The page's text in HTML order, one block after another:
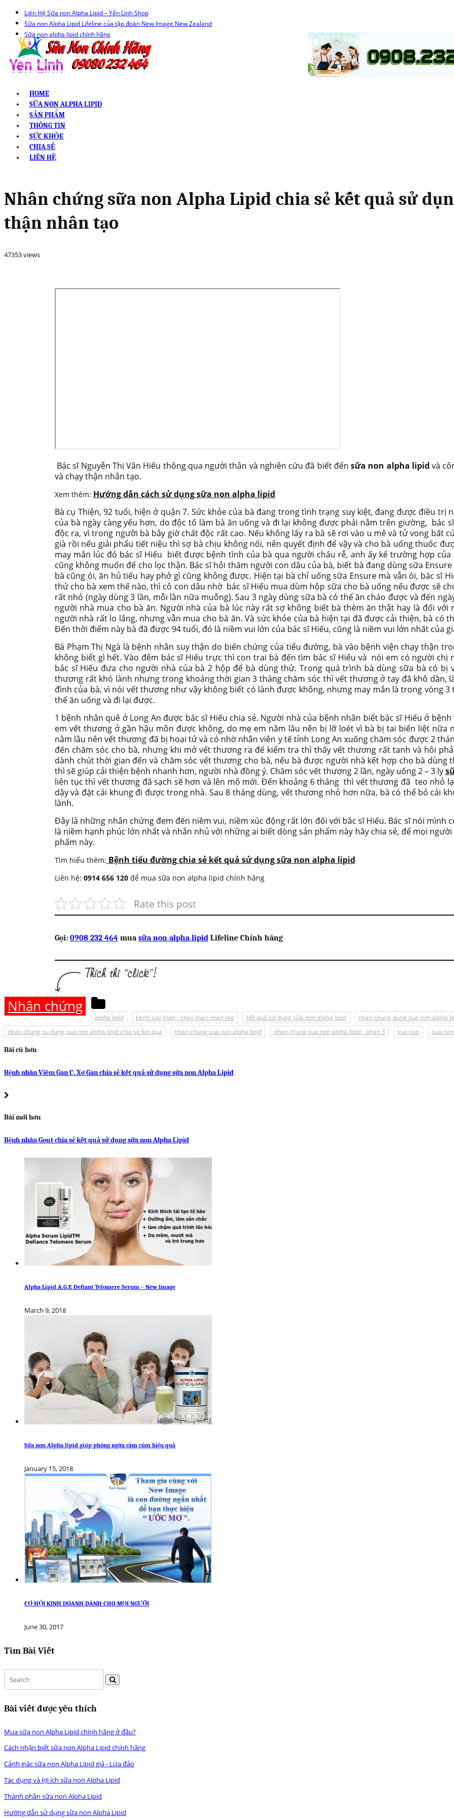
Liên Hệ Sữa non Alpha Lipid – Yến Linh Shop
Sữa non Alpha Lipid Lifeline của tập đoàn New Image New Zealand
Sữa non alpha lipid chính hãng
HOME
SỮA NON ALPHA LIPID
SẢN PHẨM
THÔNG TIN
SỨC KHỎE
CHIA SẺ
LIÊN HỆ
Nhân chứng sữa non Alpha Lipid chia sẻ kết quả sử
thận nhân tạo
47353 views
Bác sĩ Nguyễn Thị Vân Hiếu thông qua người thân và nghiên cứu đã biết đếnsữa non alpha lipid và
và chạy thận nhân tạo.
Xem thêm: Hướng dẫn cách sử dụng sữa non alpha lipid
Bà cụ Thiện, 92 tuổi, hiện ở quận 7. Sức khỏe của bà đang trong tình trạng suy kiệt, đang được điều
của bà ngày càng yếu hơn, do độc tố làm bà ăn uống và đi lại không được phải nằm trên giường, bác
độc ra, vì trong người bà bây giờ chất độc rất cao. Nếu không lấy ra bà sẽ rơi vào u mê và tử vong bất
già rồi nếu giải phẩu tiết niệu thì sợ bà chịu không nổi, nên quyết định để vậy và cho bà uống thuốc
may mắn lúc đó bác sĩ Hiếu biết được bệnh tình của bà qua người cháu rễ, anh ấy kể trường hợp
cũng không muốn để cho lọc thận. Bác sĩ hỏi thăm người con dâu của bà, biết bà đang dùng sữa
bà cũng ói, ăn hủ tiếu hay phở gì cũng không được. Hiện tại bà chỉ uống sữa Ensure mà vẫn ói, bác sĩ
thử cho bà xem thế nào, thì cô con dâu nhờ bác sĩ Hiếu mua dùm hộp sữa cho bà uống nếu được sẽ
rất nhỏ (ngày dùng 3 lần, mỗi lần nữa muỗng). Sau 3 ngày dùng sữa bà có thể ăn cháo được và đến
người nhà mua cho bà ăn. Người nhà của bà lúc này rất sợ không biết bà thèm ăn thật hay là đối
người nhà rất lo lắng, nhưng vẫn mua cho bà ăn. Và sức khỏe của bà hiện tại đã được cải thiện, bà có
Đến thời điểm này bà đã được 94 tuổi, đó là niềm vui lớn của bác sĩ Hiếu, cũng là niềm vui lớn nhất của
Bà Phạm Thị Ngà là bệnh nhân suy thận do biến chứng của tiểu đường, bà vào bệnh viện chạy thận
không biết gì hết. Vào đêm bác sĩ Hiếu trực thì con trai bà đến tìm bác sĩ Hiếu và nói em có người
bác sĩ Hiếu đưa cho người nhà của bà 2 hộp để bà dùng thử. Trong quá trình bà dùng sữa bà có
thương rất khó lành nhưng trong khoảng thời gian 3 tháng chăm sóc thì vết thương ở tay đã khô dần,
đình của bà, vì nói vết thương như vậy không biết có lành được không, nhưng may mắn là trong vòng
thể ăn uống và đi lại được.
1 bệnh nhân quê ở Long An được bác sĩ Hiếu chia sẻ. Người nhà của bệnh nhân biết bác sĩ Hiếu ở
em vết thương ở gần hậu môn được không, do mẹ em nằm lâu nên bị lỡ loét vì bà bị tai biến liệt nữa
nằm lâu nên vết thương đã bị hoại tử và có nhờ nhân viên y tế tỉnh Long An xuống chăm sóc được 2
đến chăm sóc cho bà, nhưng khi mở vết thương ra để kiểm tra thì thấy vết thương rất tanh và hôi
dành chút thời gian đến và chăm sóc vết thương cho bà, nếu bà được người nhà kết hợp cho bà dùng
thì sẽ giúp cải thiện bệnh nhanh hơn, người nhà đồng ý. Chăm sóc vết thương 2 lần, ngày uống 2 – 3 ly
liên tục thì vết thương đã sạch sẽ hơn và lên mô mới. Đến khoảng 6 tháng thì vết thương đã teo nhỏ
dậy và đặt cái khung đi được trong nhà. Sau 8 tháng dùng, vết thương nhỏ hơn nữa, bà có thể bỏ cái
lành.
Đây là những nhân chứng đem đến niềm vui, niềm xúc động rất lớn đối với bác sĩ Hiếu. Bác sĩ nói
là niềm hạnh phúc lớn nhất và nhắn nhủ với những ai biết dòng sản phẩm này hãy chia sẻ, để mọi
phẩm này.
Tìm hiểu thêm: Bệnh tiểu đường chia sẻ kết quả sử dụng sữa non alpha lipid
Liên hệ: 0914 656 120 để mua sữa non alpha lipid chính hãng
Rate this post
Gọi: 0908 232 464 mua sữa non alpha lipid Lifeline Chính hãng
Nhân chứng
alpha lipid benh suy than - chay than nhan tao kết quả sử dụng sữa non alpha lipid nhan chung dung sua non alpha
nhan chung su dung sua non alpha lipid chia se ket qua
nhan chung sua non alpha lipid nhan chung sua non alpha lipid - phan 3 sua non sua
Bài cũ hơn
Bệnh nhân Viêm Gan C, Xơ Gan chia sẻ kết quả sử dụng sữa non Alpha Lipid
Bài mới hơn
Bệnh nhân Gout chia sẻ kết quả sử dụng sữa non Alpha Lipid
Alpha Lipid A.G.E Defiant Telomere Serum – New Image
March 9, 2018
Sữa non Alpha lipid giúp phòng ngừa cảm cúm hiệu quả
January 15, 2018
CƠ HỘI KINH DOANH DÀNH CHO MỌI NGƯỜI
June 30, 2017
Tìm Bài Viết
Bài viết được yêu thích
Mua sữa non Alpha Lipid chính hãng ở đâu?
Cách nhận biết sữa non Alpha Lipid chính hãng
Cảnh giác sữa non Alpha Lipid giả - Lừa đảo
Tác dụng và lợi ích sữa non Alpha Lipid
Thành phần sữa non Alpha Lipid
Hướng dẫn sử dụng sữa non Alpha Lipid